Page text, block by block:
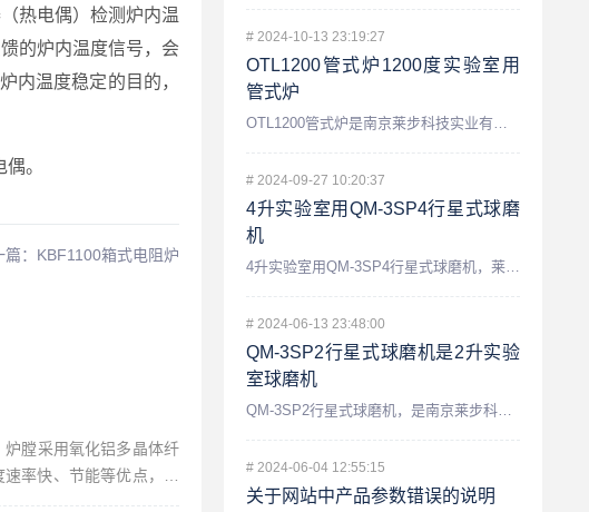
热电偶）检测炉内温
的炉内温度信号，会
内温度稳定的目的，
。
篇：KBF1100箱式电阻炉
膛采用氧化铝多晶体纤
率快、节能等优点，是
保护等功能，6...
# 2024-10-13 23:19:27
OTL1200管式炉1200度实验室用
管式炉
# 2024-09-27 10:20:37
4升实验室用QM-3SP4行星式球磨
机
# 2024-06-13 23:48:00
QM-3SP2行星式球磨机是2升实验
室球磨机
# 2024-06-04 12:55:15
关于网站中产品参数错误的说明